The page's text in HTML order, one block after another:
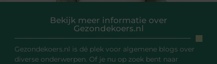
Bekijk meer informatie over
Gezondekoers.nl
Gezondekoers.nl is dé plek voor algemene blogs over
diverse onderwerpen. Of je nu op zoek bent naar